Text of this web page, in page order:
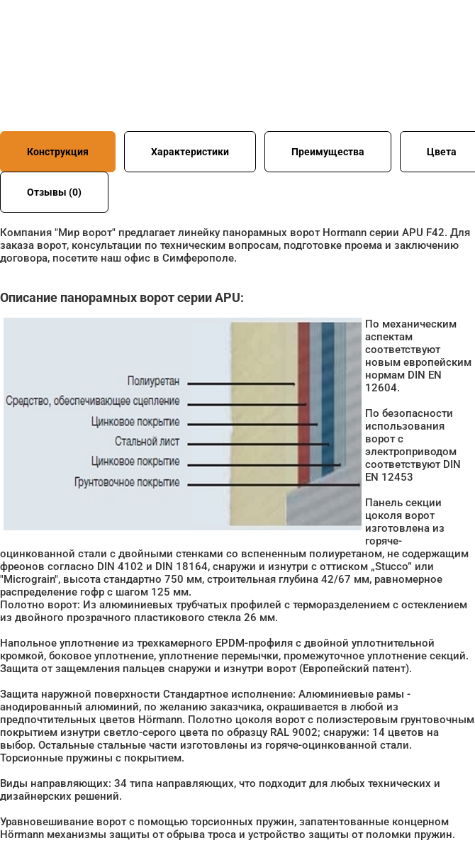
Конструкция Характеристики Преимущества Цвета
Отзывы (0)
Компания "Мир ворот" предлагает линейку панорамных ворот Hormann серии APU F42. Для
заказа ворот, консультации по техническим вопросам, подготовке проема и заключению
договора, посетите наш офис в Симферополе.
Описание панорамных ворот серии APU:
По механическим
аспектам
соответствуют
новым европейским
нормам DIN EN
12604.
По безопасности
использования
ворот с
электроприводом
соответствуют DIN
EN 12453
Панель секции
цоколя ворот
изготовлена из
горяче-
оцинкованной стали с двойными стенками со вспененным полиуретаном, не содержащим
фреонов согласно DIN 4102 и DIN 18164, снаружи и изнутри с оттиском „Stucco” или
"Micrograin", высота стандартно 750 мм, строительная глубина 42/67 мм, равномерное
распределение гофр с шагом 125 мм.
Полотно ворот: Из алюминиевых трубчатых профилей с терморазделением с остеклением
из двойного прозрачного пластикового стекла 26 мм.
Напольное уплотнение из трехкамерного EPDM-профиля с двойной уплотнительной
кромкой, боковое уплотнение, уплотнение перемычки, промежуточное уплотнение секций.
Защита от защемления пальцев снаружи и изнутри ворот (Европейский патент).
Защита наружной поверхности Стандартное исполнение: Алюминиевые рамы -
анодированный алюминий, по желанию заказчика, окрашивается в любой из
предпочтительных цветов Hörmann. Полотно цоколя ворот с полиэстеровым грунтовочным
покрытием изнутри светло-серого цвета по образцу RAL 9002; снаружи: 14 цветов на
выбор. Остальные стальные части изготовлены из горяче-оцинкованной стали.
Торсионные пружины с покрытием.
Виды направляющих: 34 типа направляющих, что подходит для любых технических и
дизайнерских решений.
Уравновешивание ворот с помощью торсионных пружин, запатентованные концерном
Hörmann механизмы защиты от обрыва троса и устройство защиты от поломки пружин.